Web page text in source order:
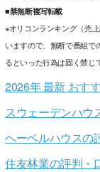
■禁無断複写転載
※オリコンランキング（売
いますので、無断で番組で
るといった行為は固く禁じ
2026年 最新 おす
スウェーデンハウ
ヘーベルハウスの
住友林業の評判・